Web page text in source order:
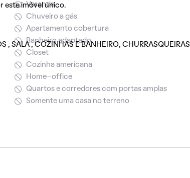
este imóvel único.
, SALA , COZINHAS E BANHEIRO, CHURRASQUEIRAS
Varanda
Chuveiro a gás
Apartamento cobertura
Banheiro adaptado
Closet
Cozinha americana
Home-office
Quartos e corredores com portas amplas
Somente uma casa no terreno